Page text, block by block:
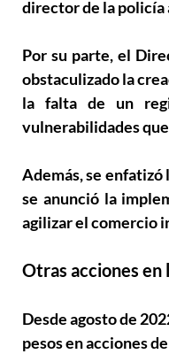
director de la policía
Por su parte, el
obstaculizado la
la falta de un
vulnerabilidades
Además, se
se anunció la
agilizar el comercio
Otras acciones en
Desde agosto de
pesos en acciones